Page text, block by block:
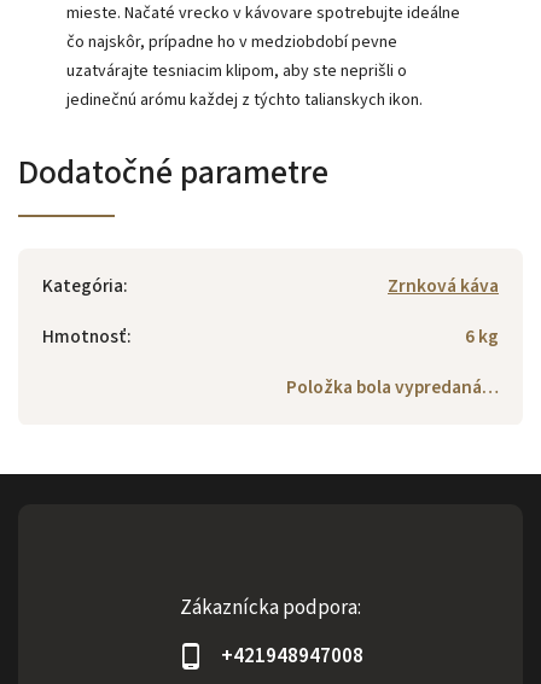
mieste. Načaté vrecko v kávovare spotrebujte ideálne
čo najskôr, prípadne ho v medziobdobí pevne
uzatvárajte tesniacim klipom, aby ste neprišli o
jedinečnú arómu každej z týchto talianskych ikon.
Dodatočné parametre
Kategória:
Zrnková káva
Hmotnosť:
6 kg
Položka bola vypredaná…
Zákaznícka podpora:
+421948947008